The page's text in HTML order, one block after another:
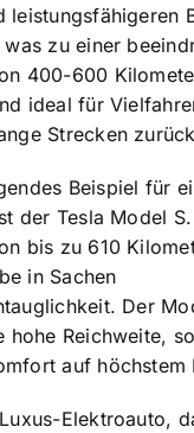
leistungsfähigeren
zu einer
400-600
ideal für
Strecken
Beispiel für
der Tesla Model
bis zu 610
in Sachen
Der
hohe Reichweite,
auf höchstem
Elektroauto,